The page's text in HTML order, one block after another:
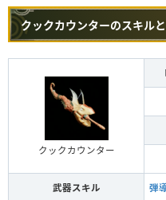
クックカウンターのスキル
クックカウンター
武器スキル 弾